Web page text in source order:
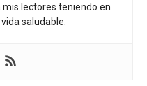
lectores teniendo en
saludable.